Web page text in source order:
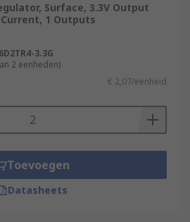
Surface, 3.3V Output
1 Outputs
3.3G
2 eenheden)
€ 2,07/eenheid
Toevoegen
Datasheets